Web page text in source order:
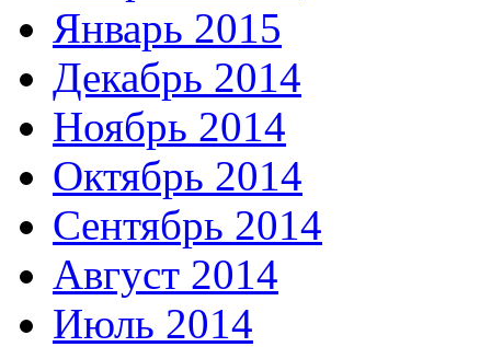
Январь 2015
Декабрь 2014
Ноябрь 2014
Октябрь 2014
Сентябрь 2014
Август 2014
Июль 2014